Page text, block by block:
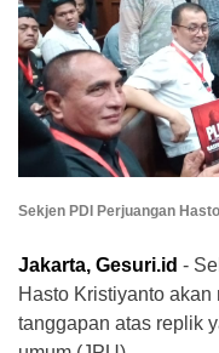
Sekjen PDI Perjuangan
Jakarta, Gesuri.id -
Hasto Kristiyanto
tanggapan atas replik